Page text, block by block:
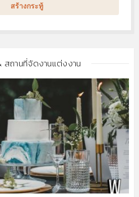
สร้างกระทู้
สถานที่จัดงานแต่งงาน